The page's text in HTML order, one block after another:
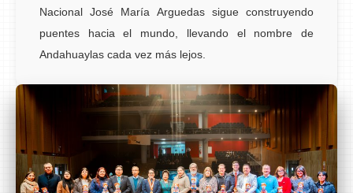
Nacional José María Arguedas sigue construyendo
puentes hacia el mundo, llevando el nombre de
Andahuaylas cada vez más lejos.